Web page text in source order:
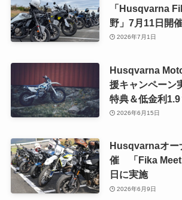
「Husqvarna
野」7月11日開
2026年7月1日
Husqvarna
援キャンペー
特典＆低金利1.9
2026年6月15日
Husqvarnaオー
催 「Fika Meet
日に実施
2026年6月9日